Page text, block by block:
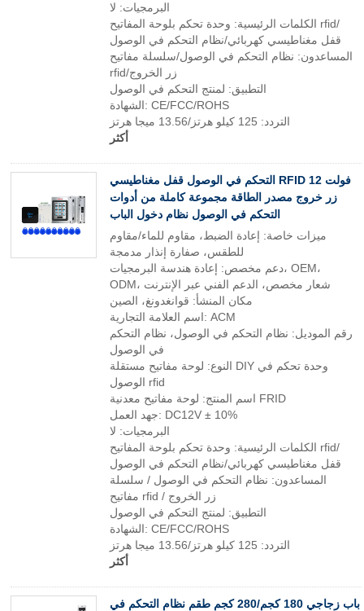
البرمجيات: لا
الكلمات الرئيسية: وحدة تحكم بلوحة المفاتيح rfid/
قفل مغناطيسي كهربائي/نظام التحكم في الوصول
المساعدون: نظام التحكم في الوصول/سلسلة مفاتيح
rfid/زر الخروج
التطبيق: لمنتج التحكم في الوصول
الشهادة: CE/FCC/ROHS
التردد: 125 كيلو هرتز/13.56 ميجا هرتز
أكثر
التحكم في الوصول قفل مغناطيسي RFID 12 فولت
زر خروج مصدر الطاقة مجموعة كاملة من أدوات
التحكم في الوصول نظام دخول الباب
ميزات خاصة: إعادة الضبط، مقاوم للماء/مقاوم
للطقس، صفارة إنذار مدمجة
دعم مخصص: إعادة هندسة البرمجيات، OEM،
ODM، شعار مخصص، الدعم الفني عبر الإنترنت
مكان المنشأ: قوانغدونغ، الصين
اسم العلامة التجارية: ACM
رقم الموديل: نظام التحكم في الوصول، نظام التحكم
في الوصول
النوع: لوحة مفاتيح مستقلة DIY وحدة تحكم في
الوصول rfid
اسم المنتج: لوحة مفاتيح معدنية FRID
جهد العمل: DC12V ± 10%
البرمجيات: لا
الكلمات الرئيسية: وحدة تحكم بلوحة المفاتيح rfid/
قفل مغناطيسي كهربائي/نظام التحكم في الوصول
المساعدون: نظام التحكم في الوصول / سلسلة
مفاتيح rfid / زر الخروج
التطبيق: لمنتج التحكم في الوصول
الشهادة: CE/FCC/ROHS
التردد: 125 كيلو هرتز/13.56 ميجا هرتز
أكثر
باب زجاجي 180 كجم/280 كجم طقم نظام التحكم في